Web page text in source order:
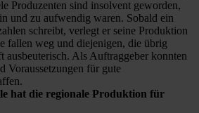
Produzenten sind insolvent geworden,
und zu aufwendig waren. Sobald ein
schreibt, verlegt er seine Produktion
fallen weg und diejenigen, die übrig
ausbeuterisch. Als Auftraggeber konnten
Voraussetzungen für gute
hat die regionale Produktion für